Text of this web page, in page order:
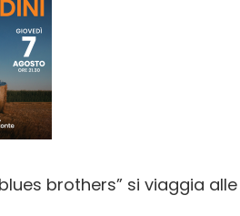
brothers” si viaggia alle